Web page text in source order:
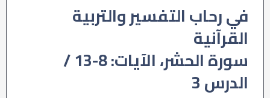
في رحاب التفسير والتربية
القرآنية
سورة الحشر، الآيات: 8-13 /
الدرس 3